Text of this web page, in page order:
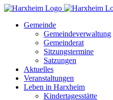
Zum
springenGemeinde
Gemeindeverwaltung
Gemeinderat
Sitzungstermine
Satzungen
Aktuelles
Veranstaltungen
Leben in Harxheim
Kindertagesstätte